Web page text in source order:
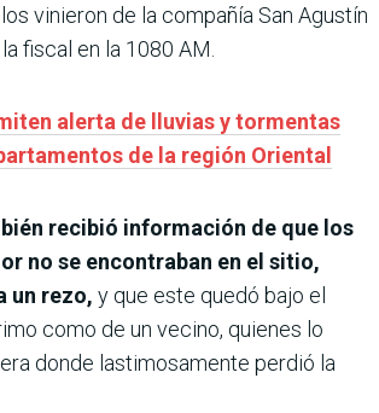
vinieron de la compañía San Agustín
fiscal en la 1080 AM.
alerta de lluvias y tormentas
de la región Oriental
recibió información de que los
no se encontraban en el sitio,
un rezo, y que este quedó bajo el
como de un vecino, quienes lo
donde lastimosamente perdió la